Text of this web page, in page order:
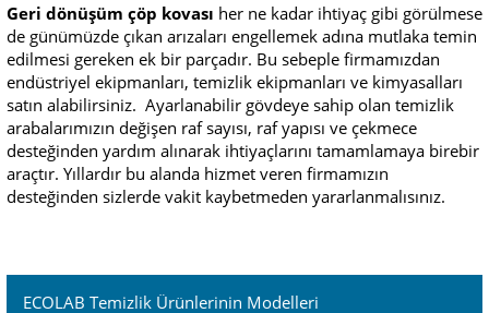
Geri dönüşüm çöp kovası her ne kadar ihtiyaç gibi görülmese
de günümüzde çıkan arızaları engellemek adına mutlaka temin
edilmesi gereken ek bir parçadır. Bu sebeple firmamızdan
endüstriyel ekipmanları, temizlik ekipmanları ve kimyasalları
satın alabilirsiniz. Ayarlanabilir gövdeye sahip olan temizlik
arabalarımızın değişen raf sayısı, raf yapısı ve çekmece
desteğinden yardım alınarak ihtiyaçlarını tamamlamaya birebir
araçtır. Yıllardır bu alanda hizmet veren firmamızın
desteğinden sizlerde vakit kaybetmeden yararlanmalısınız.
ECOLAB Temizlik Ürünlerinin Modelleri